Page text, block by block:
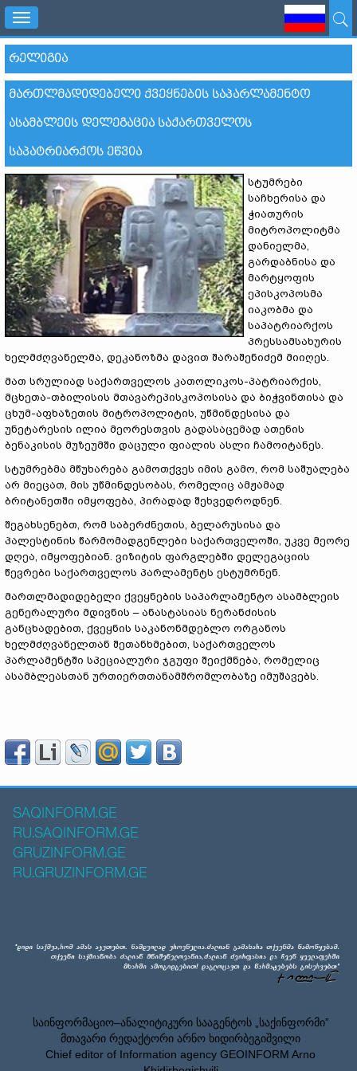
Toggle
navigation
ᲠᲔᲚᲘᲒᲘᲐ
ᲛᲐᲠᲗᲚᲛᲐᲓᲘᲓᲔᲑᲔᲚᲘ ᲥᲕᲔᲧᲜᲔᲑᲘᲡ ᲡᲐᲞᲐᲠᲚᲐᲛᲔᲜᲢᲝ
ᲐᲡᲐᲛᲑᲚᲔᲘᲡ ᲓᲔᲚᲔᲒᲐᲪᲘᲐ ᲡᲐᲥᲐᲠᲗᲕᲔᲚᲝᲡ
ᲡᲐᲞᲐᲢᲠᲘᲐᲠᲥᲝᲡ ᲔᲬᲕᲘᲐ
სტუმრები
საჩხერისა და
ჭიათურის
მიტროპოლიტმა
დანიელმა,
გარდაბნისა და
მარტყოფის
ეპისკოპოსმა
იაკობმა და
საპატრიარქოს
პრესსამსახურის
ხელმძღვანელმა, დეკანოზმა დავით შარაშენიძემ მიიღეს.
მათ სრულიად საქართველოს კათოლიკოს-პატრიარქის,
მცხეთა-თბილისის მთავარეპისკოპოსისა და ბიჭვინთისა და
ცხუმ-აფხაზეთის მიტროპოლიტის, უწმინდესისა და
უნეტარესის ილია მეორესთვის გადასაცემად ათენის
ბენაკისის მუზეუმში დაცული ფიალის ასლი ჩამოიტანეს.
სტუმრებმა მწუხარება გამოთქვეს იმის გამო, რომ საშუალება
არ მიეცათ, მის უწმინდესობას, რომელიც ამჟამად
ბრიტანეთში იმყოფება, პირადად შეხვედროდნენ.
შეგახსენებთ, რომ საბერძნეთის, ბელარუსისა და
პალესტინის წარმომადგენლები საქართველოში, უკვე მეორე
დღეა, იმყოფებიან. ვიზიტის ფარგლებში დელეგაციის
წევრები საქართველოს პარლამენტს ესტუმრნენ.
მართლმადიდებელი ქვეყნების საპარლამენტო ასამბლეის
გენერალური მდივნის – ანასტასიას ნერანძისის
განცხადებით, ქვეყნის საკანონმდებლო ორგანოს
ხელმძღვანელთან შეთანხმებით, საქართველოს
პარლამენტში სპეციალური ჯგუფი შეიქმნება, რომელიც
ასამბლეასთან ურთიერთთანამშრომლობაზე იმუშავებს.
SAQINFORM.GE
RU.SAQINFORM.GE
GRUZINFORM.GE
RU.GRUZINFORM.GE
საინფორმაციო–ანალიტიკური სააგენტოს „საქინფორმი”
მთავარი რედაქტორი არნო ხიდირბეგიშვილი
Chief editor of Information agency GEOINFORM Arno